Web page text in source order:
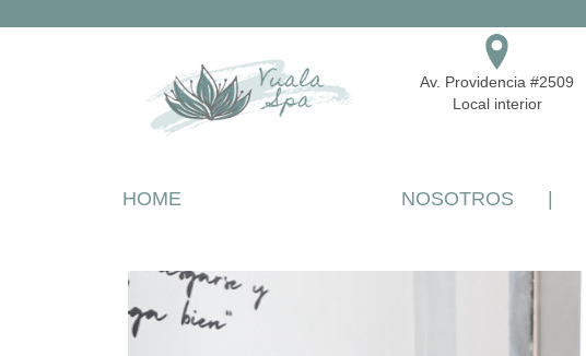
Av. Providencia #2509
Local interior
HOME NOSOTROS